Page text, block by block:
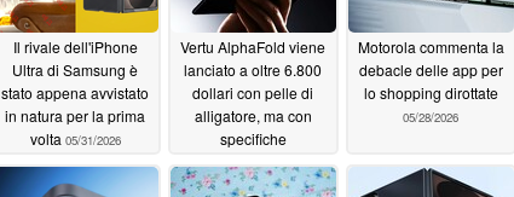
Il rivale dell'iPhone
Ultra di Samsung è
stato appena avvistato
in natura per la prima
volta 05/31/2026
Vertu AlphaFold viene
lanciato a oltre 6.800
dollari con pelle di
alligatore, ma con
specifiche
deboli05/28/2026
Motorola commenta la
debacle delle app per
lo shopping dirottate
05/28/2026